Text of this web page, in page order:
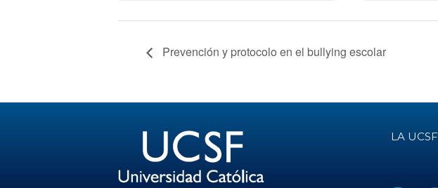
Prevención y protocolo en el bullying escolar
LA UCSF